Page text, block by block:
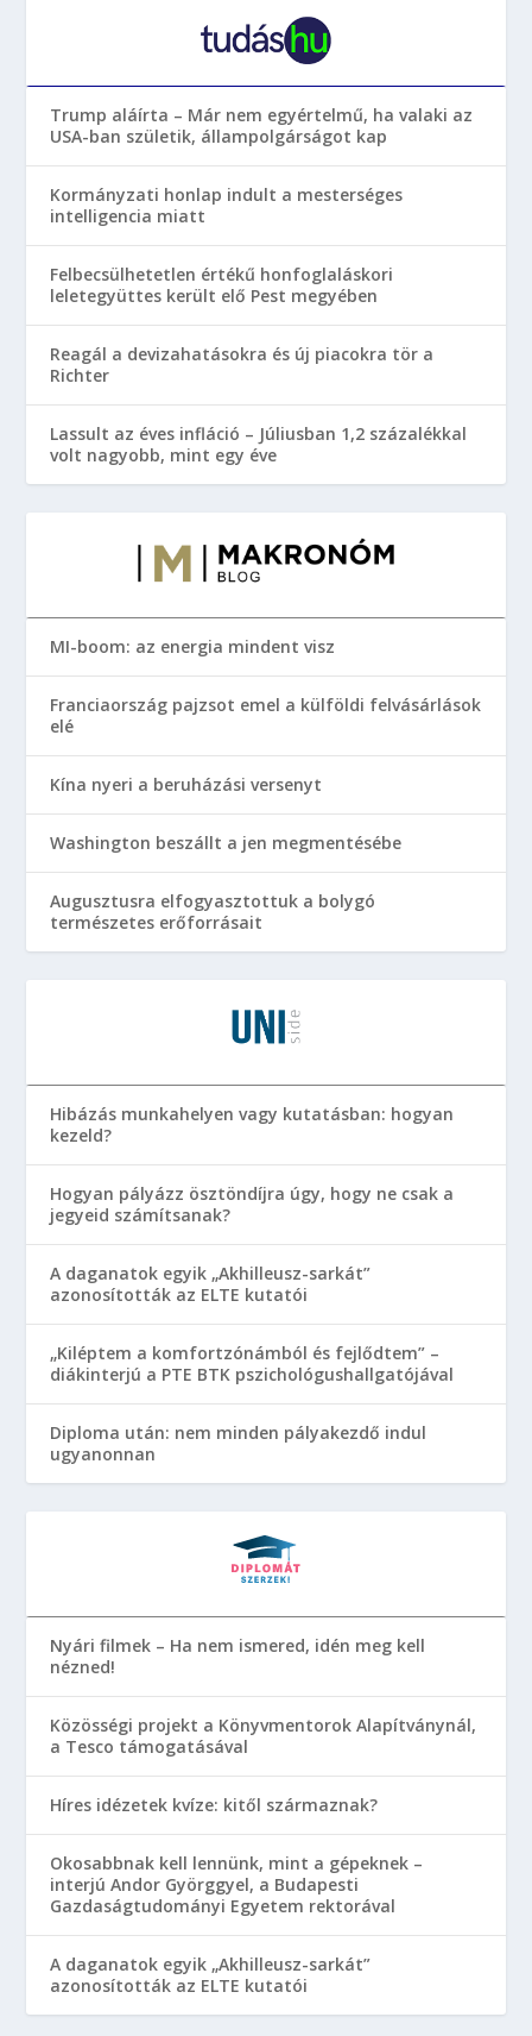
Trump aláírta – Már nem egyértelmű, ha valaki az
USA-ban születik, állampolgárságot kap
Kormányzati honlap indult a mesterséges
intelligencia miatt
Felbecsülhetetlen értékű honfoglaláskori
leletegyüttes került elő Pest megyében
Reagál a devizahatásokra és új piacokra tör a
Richter
Lassult az éves infláció – Júliusban 1,2 százalékkal
volt nagyobb, mint egy éve
MI-boom: az energia mindent visz
Franciaország pajzsot emel a külföldi felvásárlások
elé
Kína nyeri a beruházási versenyt
Washington beszállt a jen megmentésébe
Augusztusra elfogyasztottuk a bolygó
természetes erőforrásait
Hibázás munkahelyen vagy kutatásban: hogyan
kezeld?
Hogyan pályázz ösztöndíjra úgy, hogy ne csak a
jegyeid számítsanak?
A daganatok egyik „Akhilleusz-sarkát”
azonosították az ELTE kutatói
„Kiléptem a komfortzónámból és fejlődtem” –
diákinterjú a PTE BTK pszichológushallgatójával
Diploma után: nem minden pályakezdő indul
ugyanonnan
Nyári filmek – Ha nem ismered, idén meg kell
nézned!
Közösségi projekt a Könyvmentorok Alapítványnál,
a Tesco támogatásával
Híres idézetek kvíze: kitől származnak?
Okosabbnak kell lennünk, mint a gépeknek –
interjú Andor Györggyel, a Budapesti
Gazdaságtudományi Egyetem rektorával
A daganatok egyik „Akhilleusz-sarkát”
azonosították az ELTE kutatói